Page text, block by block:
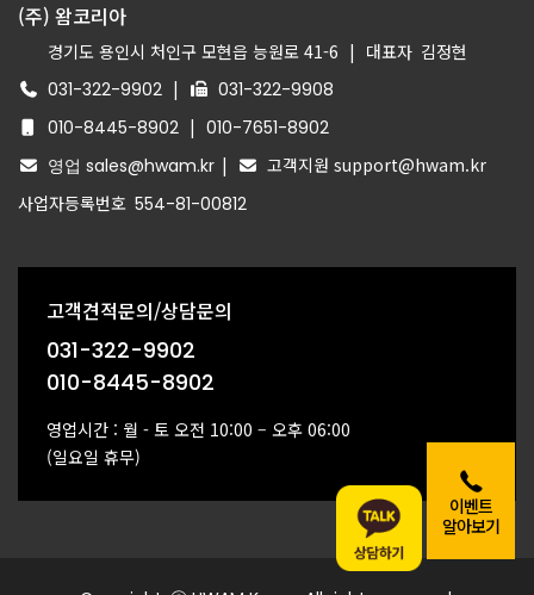
이벤트
알아보기
(주) 왐코리아
경기도 용인시 처인구 모현읍 능원로 41-6 | 대표자 김정현
031-322-9902 |
031-322-9908
010-8445-8902 | 010-7651-8902
영업 sales@hwam.kr |
고객지원 support@hwam.kr
사업자등록번호 554-81-00812
고객견적문의/상담문의
031-322-9902
010-8445-8902
영업시간 : 월 - 토 오전 10:00 – 오후 06:00
(일요일 휴무)